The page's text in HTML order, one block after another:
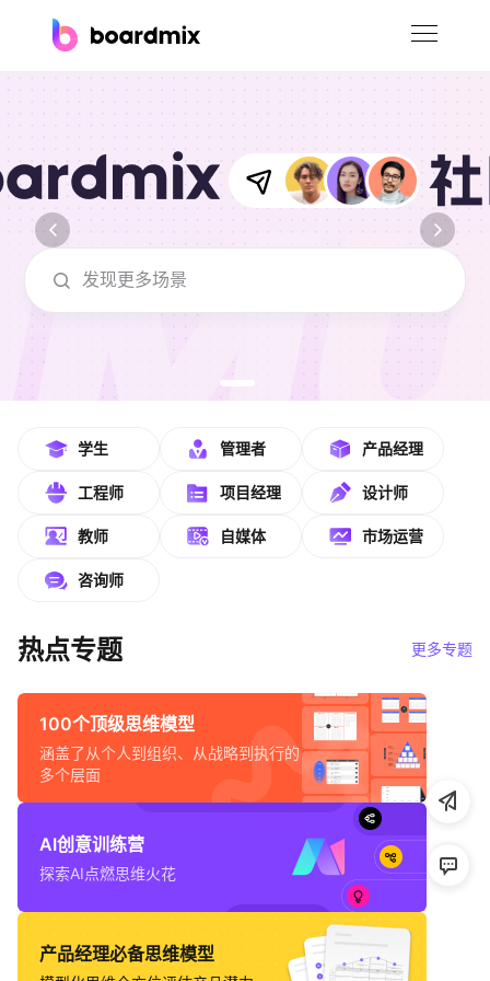
下载
企业服务
帮助中心
知识分享社区
boardmix在线模板社区-海量模板免费下
学生 管理者 产品经理
工程师 项目经理 设计师
教师 自媒体 市场运营
咨询师
热点专题 更多专题
100个顶级思维模型
涵盖了从个人到组织、从战略到执行的
多个层面
AI创意训练营
探索AI点燃思维火花
产品经理必备思维模型